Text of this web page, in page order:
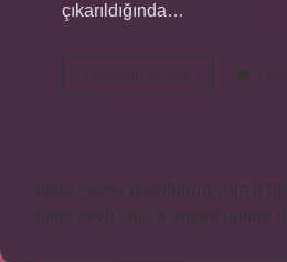
çıkarıldığında…
Devamını okuyun
Tepesinde
https://www.diyetforum.com.tr
https://eyh.com.tr
knight online